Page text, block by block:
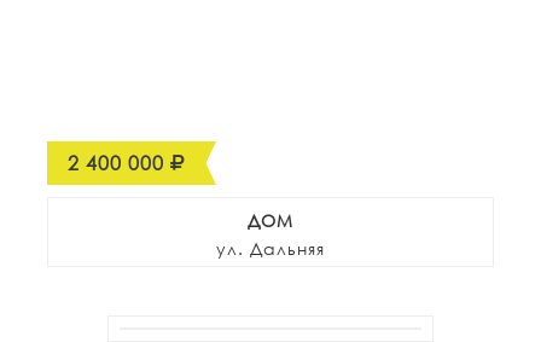
2 400 000
ДОМ
ул. Дальняя